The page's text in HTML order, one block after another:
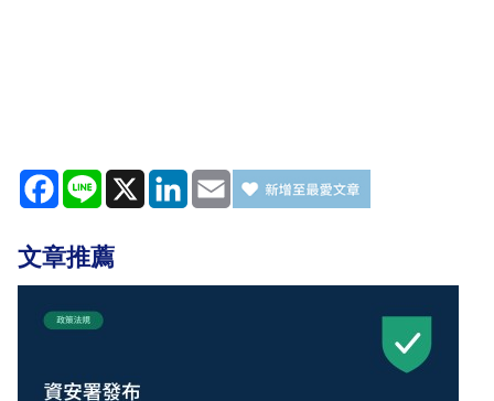
Facebook
Line X LinkedIn
Email
文章推薦